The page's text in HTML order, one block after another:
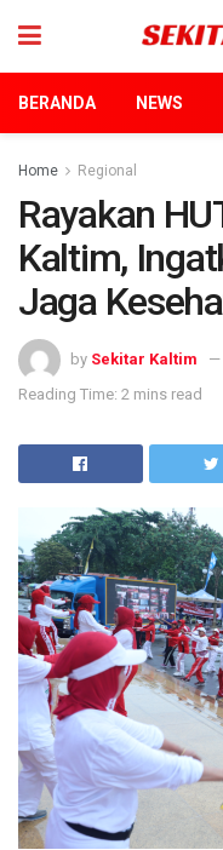
BERANDA NEWS
Home Regional
Rayakan
Kaltim,
Jaga
by Sekitar Kaltim
Reading Time: 2 mins read